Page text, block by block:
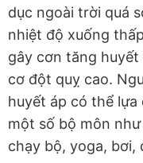
dục ngoài trời quá
nhiệt độ xuống
gây cơn tăng huyết
cơ đột quỵ cao.
huyết áp có thể lựa
một số bộ môn
chạy bộ, yoga, bơi,